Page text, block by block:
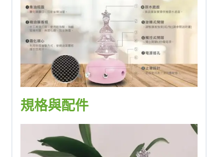
規格與配件